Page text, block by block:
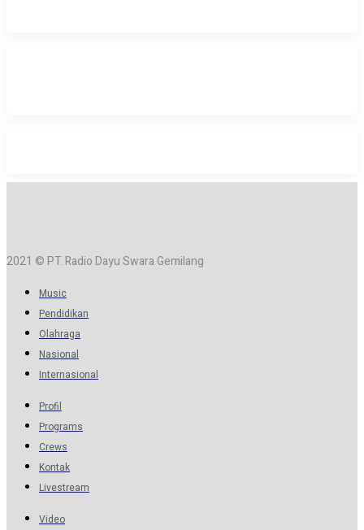
2021 © PT. Radio Dayu Swara Gemilang
Music
Pendidikan
Olahraga
Nasional
Internasional
Profil
Programs
Crews
Kontak
Livestream
Video